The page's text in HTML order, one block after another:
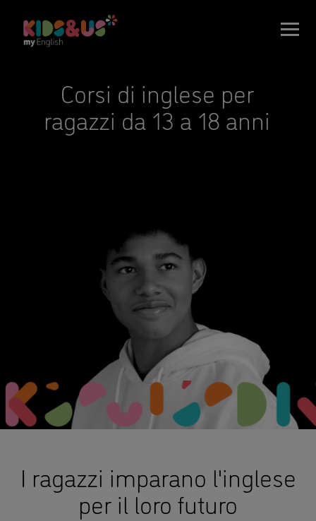
Corsi di inglese per
ragazzi da 13 a 18 anni
I ragazzi imparano l'inglese
per il loro futuro